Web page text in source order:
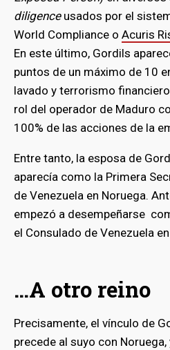
diligenceusados por el
World Compliance o Acuris
En este último, Gordils
puntos de un máximo de 10
lavado y terrorismo
rol del operador de Maduro
100% de las acciones de la
Entre tanto, la esposa de
aparecía como la Primera
de Venezuela en Noruega.
empezó a desempeñarse
el Consulado de Venezuela
…A otro reino
Precisamente, el vínculo de
precede al suyo con